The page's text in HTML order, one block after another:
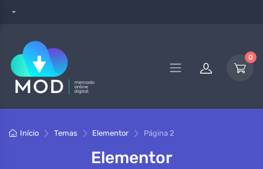
0
Início Temas Elementor Página 2
Elementor